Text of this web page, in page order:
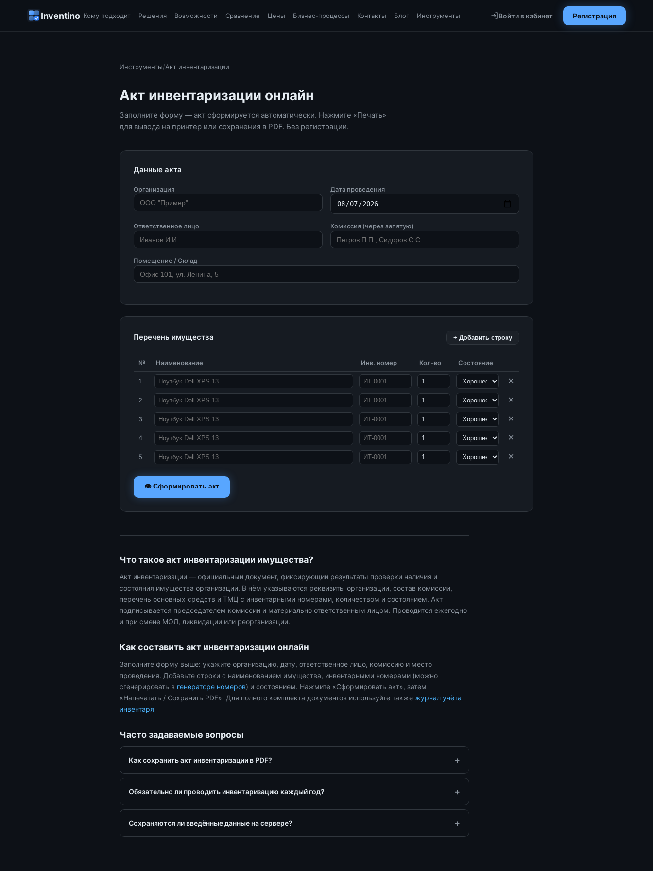
Inventino Кому подходит Решения Возможности Сравнение Цены Бизнес-процессы Контакты Блог Инструменты Войти в кабинет Регистрация
Инструменты/Акт инвентаризации
Акт инвентаризации онлайн
Заполните форму — акт сформируется автоматически. Нажмите «Печать»
для вывода на принтер или сохранения в PDF. Без регистрации.
Данные акта
Организация Дата проведения
Ответственное лицо Комиссия (через запятую)
Помещение / Склад
Перечень имущества + Добавить строку
№ Наименование Инв. номер Кол-во Состояние
1 ✕
2 ✕
3 ✕
4 ✕
5 ✕
👁 Сформировать акт
Что такое акт инвентаризации имущества?
Акт инвентаризации — официальный документ, фиксирующий результаты проверки наличия и
состояния имущества организации. В нём указываются реквизиты организации, состав комиссии,
перечень основных средств и ТМЦ с инвентарными номерами, количеством и состоянием. Акт
подписывается председателем комиссии и материально ответственным лицом. Проводится ежегодно
и при смене МОЛ, ликвидации или реорганизации.
Как составить акт инвентаризации онлайн
Заполните форму выше: укажите организацию, дату, ответственное лицо, комиссию и место
проведения. Добавьте строки с наименованием имущества, инвентарными номерами (можно
сгенерировать в генераторе номеров) и состоянием. Нажмите «Сформировать акт», затем
«Напечатать / Сохранить PDF». Для полного комплекта документов используйте также журнал учёта
инвентаря.
Часто задаваемые вопросы
Как сохранить акт инвентаризации в PDF?
Обязательно ли проводить инвентаризацию каждый год?
Сохраняются ли введённые данные на сервере?